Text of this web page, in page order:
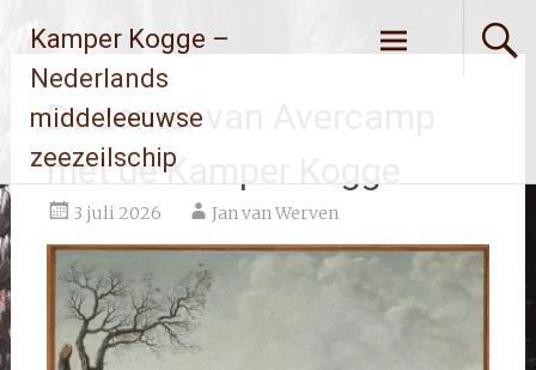
naarKamper Kogge –
Nederlands
middeleeuwse
zeezeilschip
De zomer van Avercamp
met de Kamper Kogge
3 juli 2026 Jan van Werven